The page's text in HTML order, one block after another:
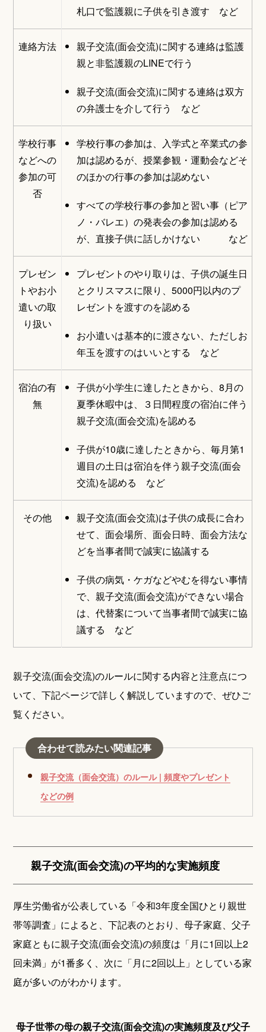
札口で監護親に子供を引き渡す など
連絡方法
親子交流(面会交流)に関する連絡は監護
親と非監護親のLINEで行う
親子交流(面会交流)に関する連絡は双方
の弁護士を介して行う など
学校行事
などへの
参加の可
否
学校行事の参加は、入学式と卒業式の参
加は認めるが、授業参観・運動会などそ
のほかの行事の参加は認めない
すべての学校行事の参加と習い事（ピア
ノ・バレエ）の発表会の参加は認める
が、直接子供に話しかけない など
プレゼン
トやお小
遣いの取
り扱い
プレゼントのやり取りは、子供の誕生日
とクリスマスに限り、5000円以内のプ
レゼントを渡すのを認める
お小遣いは基本的に渡さない、ただしお
年玉を渡すのはいいとする など
宿泊の有
無
子供が小学生に達したときから、8月の
夏季休暇中は、３日間程度の宿泊に伴う
親子交流(面会交流)を認める
子供が10歳に達したときから、毎月第1
週目の土日は宿泊を伴う親子交流(面会
交流)を認める など
その他
親子交流(面会交流)は子供の成長に合わ
せて、面会場所、面会日時、面会方法な
どを当事者間で誠実に協議する
子供の病気・ケガなどやむを得ない事情
で、親子交流(面会交流)ができない場合
は、代替案について当事者間で誠実に協
議する など
親子交流(面会交流)のルールに関する内容と注意点につ
いて、下記ページで詳しく解説していますので、ぜひご
覧ください。
合わせて読みたい関連記事
親子交流（面会交流）のルール | 頻度やプレゼント
などの例
親子交流(面会交流)の平均的な実施頻度
厚生労働省が公表している「令和3年度全国ひとり親世
帯等調査」によると、下記表のとおり、母子家庭、父子
家庭ともに親子交流(面会交流)の頻度は「月に1回以上2
回未満」が1番多く、次に「月に2回以上」としている家
庭が多いのがわかります。
母子世帯の母の親子交流(面会交流)の実施頻度及び父子